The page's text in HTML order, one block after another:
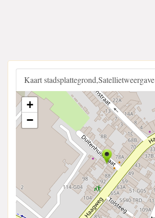
Kaart stadsplattegrond,Satellietweergave
+
−